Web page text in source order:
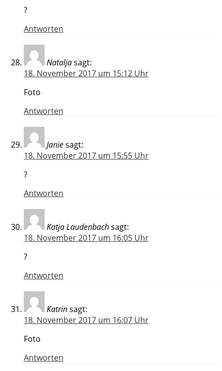
?
Antworten
Nataljasagt:
18. November 2017 um 15:12 Uhr
Foto
Antworten
Janiesagt:
18. November 2017 um 15:55 Uhr
?
Antworten
Katja Laudenbachsagt:
18. November 2017 um 16:05 Uhr
?
Antworten
Katrinsagt:
18. November 2017 um 16:07 Uhr
Foto
Antworten